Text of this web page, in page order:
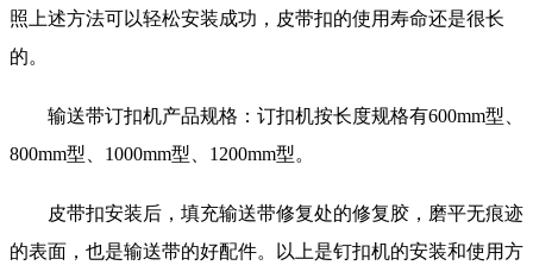
照上述方法可以轻松安装成功，皮带扣的使用寿命还是很长
的。
输送带订扣机产品规格：订扣机按长度规格有600mm型、
800mm型、1000mm型、1200mm型。
皮带扣安装后，填充输送带修复处的修复胶，磨平无痕迹
的表面，也是输送带的好配件。以上是钉扣机的安装和使用方